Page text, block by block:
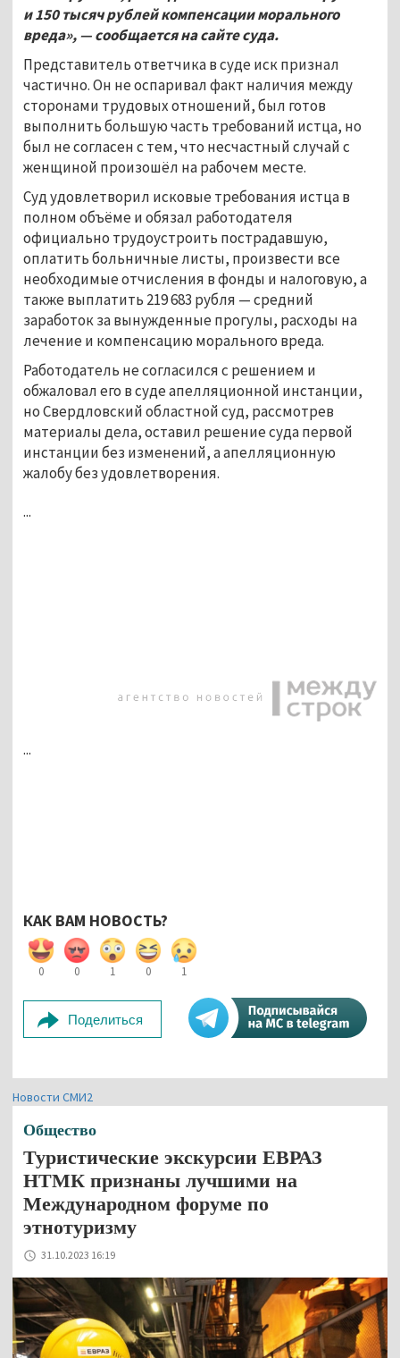
и 150 тысяч рублей компенсации морального
вреда», — сообщается на сайте суда.
Представитель ответчика в суде иск признал
частично. Он не оспаривал факт наличия между
сторонами трудовых отношений, был готов
выполнить большую часть требований истца, но
был не согласен с тем, что несчастный случай с
женщиной произошёл на рабочем месте.
Суд удовлетворил исковые требования истца в
полном объёме и обязал работодателя
официально трудоустроить пострадавшую,
оплатить больничные листы, произвести все
необходимые отчисления в фонды и налоговую, а
также выплатить 219 683 рубля — средний
заработок за вынужденные прогулы, расходы на
лечение и компенсацию морального вреда.
Работодатель не согласился с решением и
обжаловал его в суде апелляционной инстанции,
но Свердловский областной суд, рассмотрев
материалы дела, оставил решение суда первой
инстанции без изменений, а апелляционную
жалобу без удовлетворения.
...
...
КАК ВАМ НОВОСТЬ?
0 0 1 0 1
Поделиться
Новости СМИ2
Общество
Туристические экскурсии ЕВРАЗ
НТМК признаны лучшими на
Международном форуме по
этнотуризму
31.10.2023 16:19